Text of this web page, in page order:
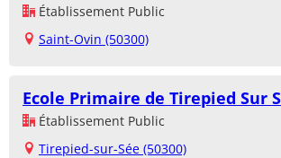
Établissement Public
Saint-Ovin (50300)
Ecole Primaire de Tirepied Sur
Établissement Public
Tirepied-sur-Sée (50300)